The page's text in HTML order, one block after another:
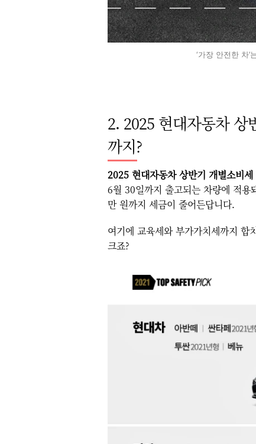
‘가장 안전한 차’
2. 2025 현대자동차 상
까지?
2025 현대자동차 상반기 개별소비
6월 30일까지 출고되는 차량에 적용
만 원까지 세금이 줄어든답니다.
여기에 교육세와 부가가치세까지 합
크죠?